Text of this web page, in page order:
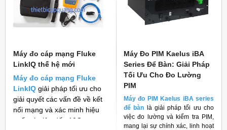
Máy đo cáp mạng Fluke
LinkIQ thế hệ mới
Máy đo cáp mạng Fluke
LinkIQ giải pháp tối ưu cho
giải quyết các vấn đề về kết
nối mạng và xác minh hiệu
suất cáp lên đến 10G
Máy Đo PIM Kaelus iBA
Series Để Bàn: Giải Pháp
Tối Ưu Cho Đo Lường
PIM
Máy đo PIM Kaelus iBA series
để bàn là giải pháp tối ưu cho
việc đo lường và kiểm tra PIM,
mang lại sự chính xác, linh hoạt